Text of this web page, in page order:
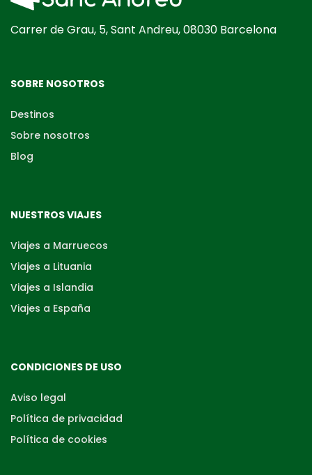
Carrer de Grau, 5, Sant Andreu, 08030 Barcelona
SOBRE NOSOTROS
Destinos
Sobre nosotros
Blog
NUESTROS VIAJES
Viajes a Marruecos
Viajes a Lituania
Viajes a Islandia
Viajes a España
CONDICIONES DE USO
Aviso legal
Política de privacidad
Política de cookies